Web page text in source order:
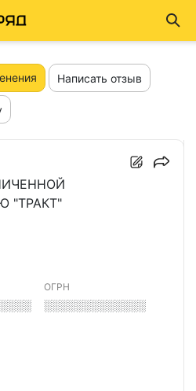
Написать отзыв
"ТРАКТ"
ОГРН
░░░░░░░░░░░░░